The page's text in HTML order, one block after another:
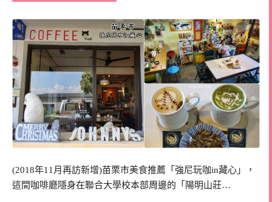
(2018年11月再訪新增)苗栗市美食推薦「強尼玩咖in藏心」，
這間咖啡廳隱身在聯合大學校本部周邊的「陽明山莊…